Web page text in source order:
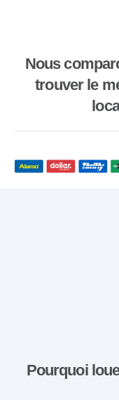
Nous
trouver le
Pourquoi